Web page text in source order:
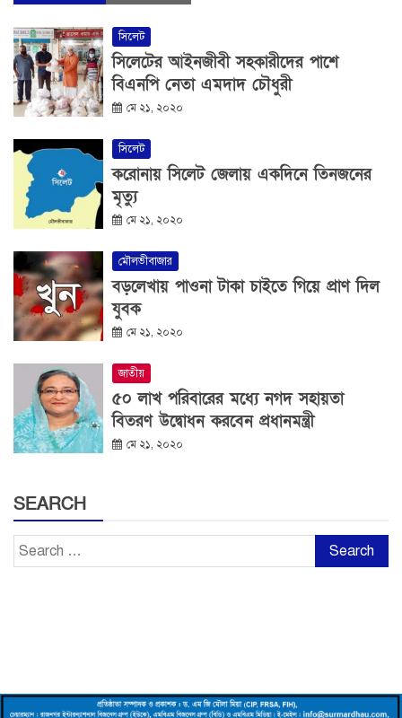
সিলেট
সিলেটের আইনজীবী সহকারীদের পাশে
বিএনপি নেতা এমদাদ চৌধুরী
মে ২১, ২০২০
সিলেট
করোনায় সিলেট জেলায় একদিনে তিনজনের
মৃত্যু
মে ২১, ২০২০
মৌলভীবাজার
বড়লেখায় পাওনা টাকা চাইতে গিয়ে প্রাণ দিল
যুবক
মে ২১, ২০২০
জাতীয়
৫০ লাখ পরিবারের মধ্যে নগদ সহায়তা
বিতরণ উদ্বোধন করবেন প্রধানমন্ত্রী
মে ২১, ২০২০
SEARCH
Search
for: